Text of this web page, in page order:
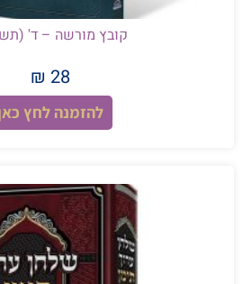
קובץ מורשה – ד'
28 ₪
להזמנה לחץ